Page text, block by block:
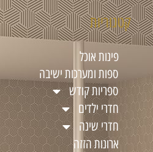
קטגוריות
פינות אוכל
ספות ומערכות ישיבה
ספריות קודש
חדרי ילדים
חדרי שינה
ארונות הזזה